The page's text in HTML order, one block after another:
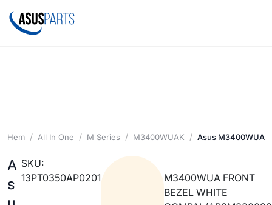
Hem All In One M Series M3400WUAK Asus M3400WUA
A
s
SKU:
13PT0350AP0201
M3400WUA FRONT
BEZEL WHITE